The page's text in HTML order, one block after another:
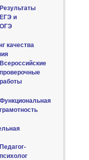
Результаты
ЕГЭ и
ОГЭ
качества
Всероссийские
проверочные
работы
Функциональная
грамотность
Педагог-
психолог